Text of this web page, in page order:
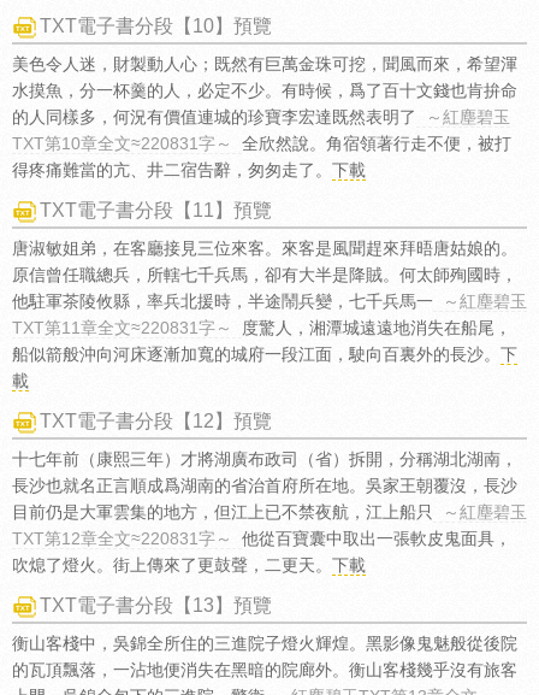
TXT電子書分段【10】預覽
美色令人迷，財製動人心；既然有巨萬金珠可挖，聞風而來，希望渾
水摸魚，分一杯羹的人，必定不少。有時候，爲了百十文錢也肯拚命
的人同樣多，何況有價值連城的珍寶李宏達既然表明了
～紅塵碧玉
TXT第10章全文≈220831字～
全欣然說。角宿領著行走不便，被打
得疼痛難當的亢、井二宿告辭，匆匆走了。 下載
TXT電子書分段【11】預覽
唐淑敏姐弟，在客廳接見三位來客。來客是風聞趕來拜晤唐姑娘的。
原信曾任職總兵，所轄七千兵馬，卻有大半是降賊。何太師殉國時，
他駐軍茶陵攸縣，率兵北援時，半途鬧兵變，七千兵馬一
～紅塵碧玉
TXT第11章全文≈220831字～
度驚人，湘潭城遠遠地消失在船尾，
船似箭般沖向河床逐漸加寬的城府一段江面，駛向百裏外的長沙。 下
載
TXT電子書分段【12】預覽
十七年前（康熙三年）才將湖廣布政司（省）拆開，分稱湖北湖南，
長沙也就名正言順成爲湖南的省治首府所在地。吳家王朝覆沒，長沙
目前仍是大軍雲集的地方，但江上已不禁夜航，江上船只
～紅塵碧玉
TXT第12章全文≈220831字～
他從百寶囊中取出一張軟皮鬼面具，
吹熄了燈火。街上傳來了更鼓聲，二更天。 下載
TXT電子書分段【13】預覽
衡山客棧中，吳錦全所住的三進院子燈火輝煌。黑影像鬼魅般從後院
的瓦頂飄落，一沾地便消失在黑暗的院廊外。衡山客棧幾乎沒有旅客